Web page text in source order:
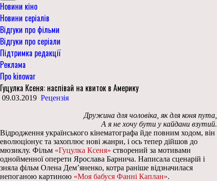
Новини кіно
Новини серіалів
Відгуки про фільми
Відгуки про серіали
Підтримка редакції
Реклама
Про kinowar
Гуцулка Ксеня: наспівай на квиток в Америку
09.03.2019 Рецензія
Дружина для чоловіка, як для коня пута,
А я не хочу бути у кайдани взутий.
Відродження українського кінематографа йде повним ходом, він
еволюціонує та захоплює нові жанри, і ось тепер дійшов до
мюзиклу. Фільм «Гуцулка Ксеня» створений за мотивами
однойменної оперети Ярослава Барнича. Написала сценарій і
зняла фільм Олена Дем’яненко, котра раніше відзначилася
непоганою картиною «Моя бабуся Фанні Каплан».